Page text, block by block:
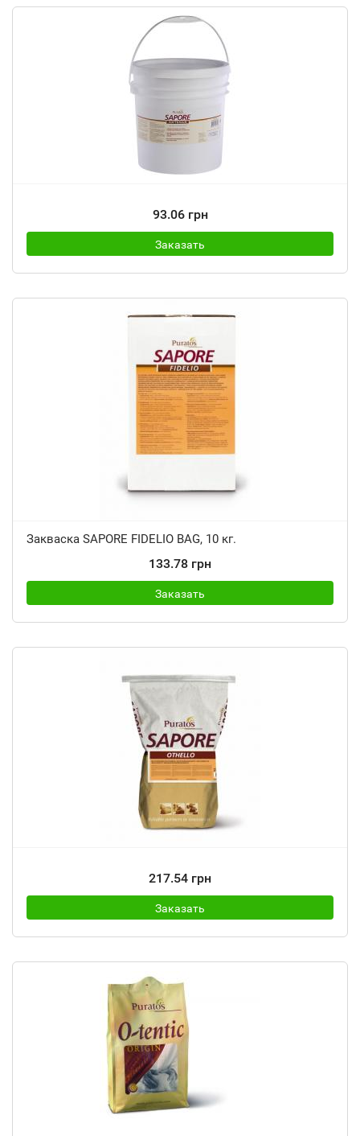
93.06 грн
Заказать
Закваска SAPORE FIDELIO BAG, 10 кг.
133.78 грн
Заказать
217.54 грн
Заказать